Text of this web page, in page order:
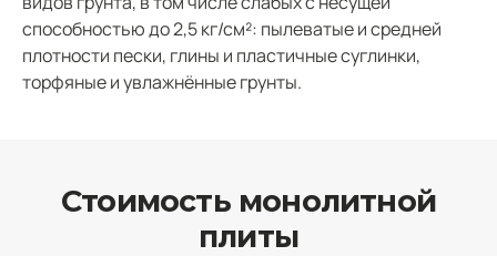
способностью до 2,5 кг/см²: пылеватые и средней
плотности пески, глины и пластичные суглинки,
торфяные и увлажнённые грунты.
Стоимость монолитной
плиты